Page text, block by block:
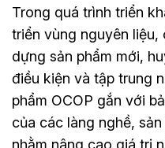
Trong quá trình triển
triển vùng nguyên liệu,
dựng sản phẩm mới,
điều kiện và tập trung
phẩm OCOP gắn với
của các làng nghề,